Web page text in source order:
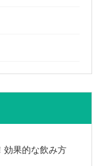
効果的な飲み方